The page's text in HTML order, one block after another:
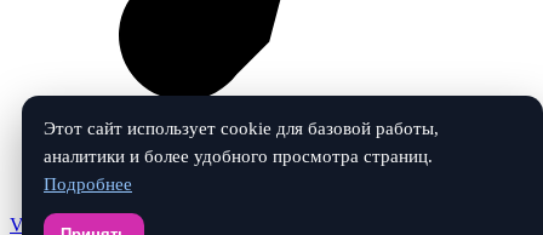
Vk
Этот сайт использует cookie для базовой работы,
аналитики и более удобного просмотра страниц.
Подробнее